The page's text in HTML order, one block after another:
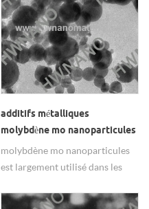
additifs métalliques
molybdène mo nanoparticules
molybdène mo nanoparticules
est largement utilisé dans les